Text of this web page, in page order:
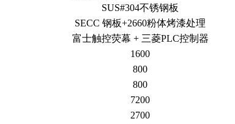
SUS#304不锈钢板
SECC 钢板+2660粉体烤漆处理
富士触控荧幕 + 三菱PLC控制器
1600
800
800
7200
2700